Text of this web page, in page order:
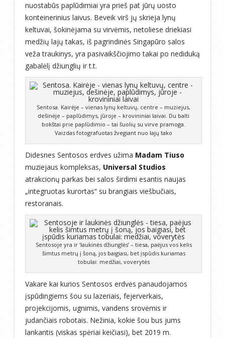
nuostabūs paplūdimiai yra prieš pat jūrų uosto
konteinerinius laivus. Beveik virš jų skrieja lynų
keltuvai, šokinėjama su virvėmis, netoliese driekiasi
medžių lajų takas, iš pagrindinės Singapūro salos
veža traukinys, yra pasivaikščiojimo takai po nediduką
gabalėlį džiunglių ir t.t.
Sentosa. Kairėje – vienas lynų keltuvų, centre – muziejus,
dešinėje – paplūdimys, jūroje – krovininiai laivai. Du balti
bokštai prie paplūdimio – tai šuolių su virve pramoga.
Vaizdas fotografuotas žvegiant nuo lajų tako
Didesnes Sentosos erdves užima Madam Tiuso
muziejaus kompleksas, Universal Studios
atrakcionų parkas bei salos širdimi esantis naujas
„integruotas kurortas“ su brangiais viešbučiais,
restoranais.
Sentosoje yra ir ‘laukinės džiunglės’ – tiesa, paėjus vos kelis
šimtus metrų į šoną, jos baigiasi, bet įspūdis kuriamas
tobulai: medžiai, voverytės
Vakare kai kurios Sentosos erdvės panaudojamos
įspūdingiems šou su lazeriais, fejerverkais,
projekcijomis, ugnimis, vandens srovėmis ir
judančiais robotais. Nežinia, kokie šou bus jums
lankantis (viskas spėriai keičiasi), bet 2019 m.